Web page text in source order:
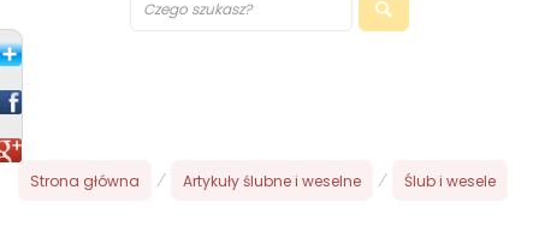
Strona główna / Artykuły ślubne i weselne / Ślub i wesele